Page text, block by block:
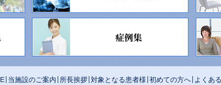
当施設のご案内 所長挨拶 対象となる患者様 初めての方へ よくあ